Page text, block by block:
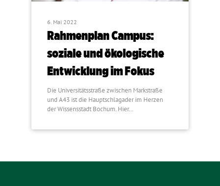
6. Mai 2022
Rahmenplan Campus:
soziale und ökologische
Entwicklung im Fokus
Die Universitätsstraße zwischen Markstraße
und A43 ist die Hauptschlagader im Herzen
der Wissensstadt Bochum. Hier…